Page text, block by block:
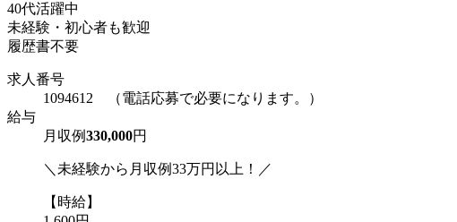
40代活躍中
未経験・初心者も歓迎
履歴書不要
求人番号
1094612 （電話応募で必要になります。）
給与
月収例330,000円
＼未経験から月収例33万円以上！／
【時給】